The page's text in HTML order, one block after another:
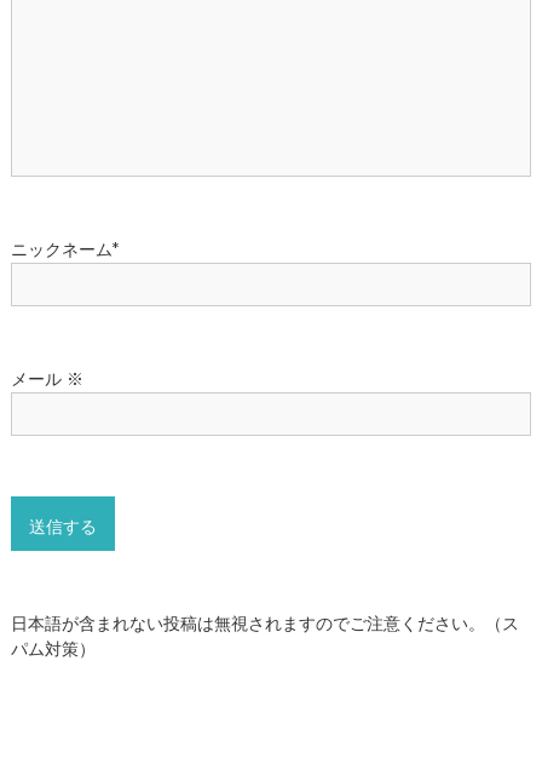
メール ※
日本語が含まれない投稿は無視されますのでご注意ください。（ス
パム対策）